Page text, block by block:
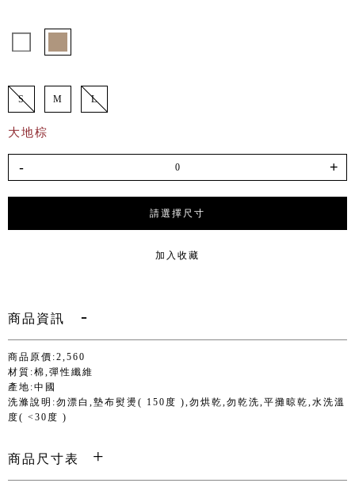
S M L
大地棕
- +
請選擇尺寸
加入收藏
商品資訊
商品原價:2,560
材質:棉,彈性纖維
產地:中國
洗滌說明:勿漂白,墊布熨燙( 150度 ),勿烘乾,勿乾洗,平攤晾乾,水洗溫
度( <30度 )
商品尺寸表